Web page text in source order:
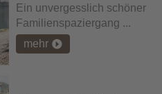
Ein unvergesslich schöner
Familienspaziergang ...
mehr